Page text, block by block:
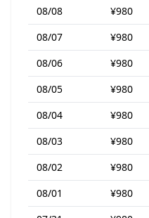
08/08
¥980
08/07
¥980
08/06
¥980
08/05
¥980
08/04
¥980
08/03
¥980
08/02
¥980
08/01
¥980